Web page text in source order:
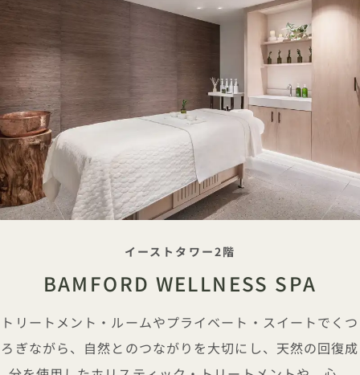
タグライン
イーストタワー2階
BAMFORD WELLNESS SPA
トリートメント・ルームやプライベート・スイートでくつ
ろぎながら、自然とのつながりを大切にし、天然の回復成